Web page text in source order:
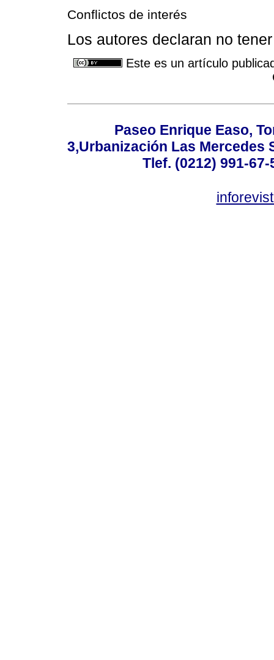
Conflictos de interés
Los autores declaran no
Este es un artículo
Paseo Enrique Easo,
3,Urbanización Las Mercedes
Tlef. (0212) 991-